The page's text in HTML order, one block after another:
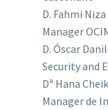
D. Fahmi
Manager
D. Óscar
Security and
Dª Hana
Manager de